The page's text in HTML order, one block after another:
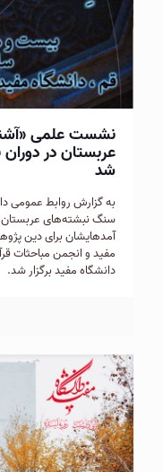
نشست علمی
عربستان در دوران
شد
به گزارش روابط عمومی
سنگ نبشته‌های عربستان
آمدهایشان برای دین
دانشگاه مفید برگزار شد.